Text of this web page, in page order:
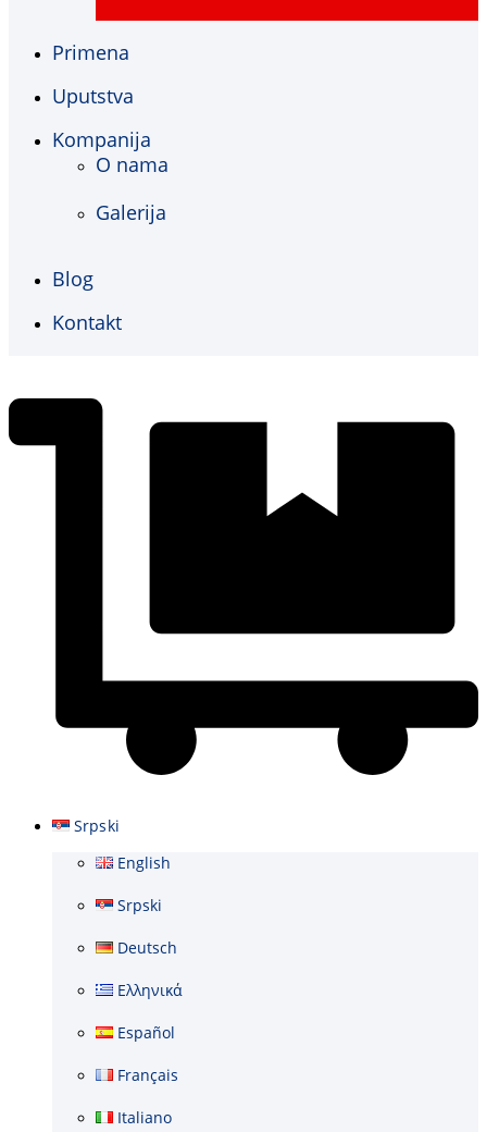
Primena
Uputstva
Kompanija
O nama
Galerija
Blog
Kontakt
Srpski
English
Srpski
Deutsch
Ελληνικά
Español
Français
Italiano